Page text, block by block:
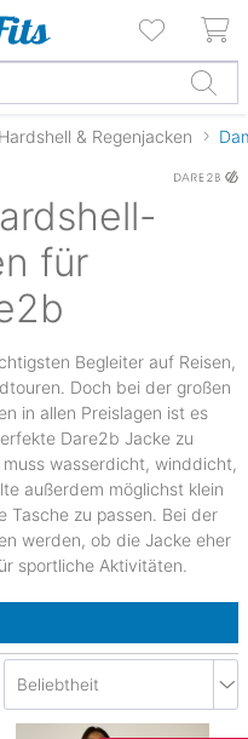
Hardshell & Regenjacken
für
Begleiter auf Reisen,
Doch bei der großen
in allen Preislagen ist es
Dare2b Jacke zu
wasserdicht, winddicht,
außerdem möglichst klein
Tasche zu passen. Bei der
werden, ob die Jacke eher
sportliche Aktivitäten.